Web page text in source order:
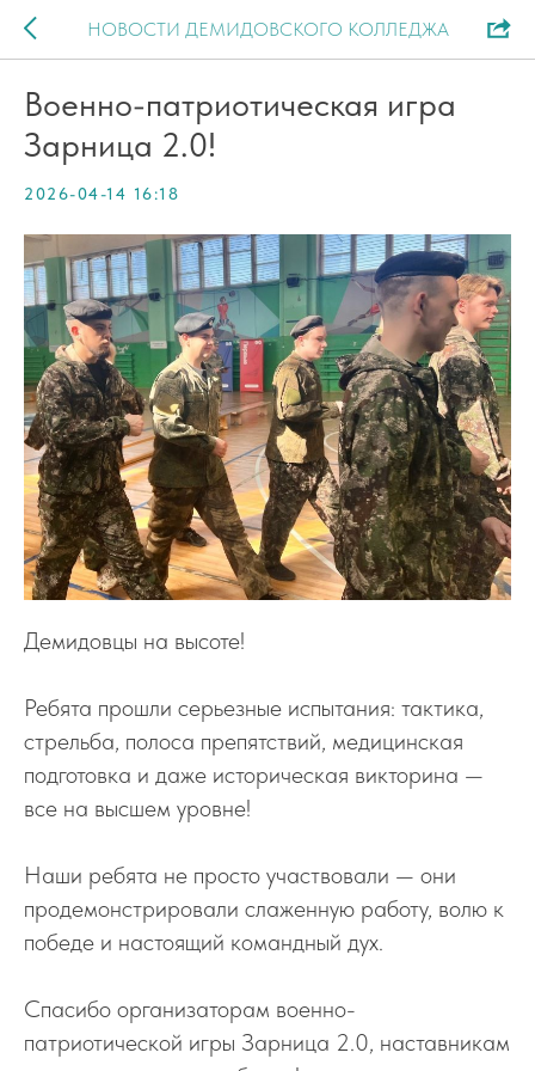
НОВОСТИ ДЕМИДОВСКОГО КОЛЛЕДЖА
Военно-патриотическая игра
Зарница 2.0!
2026-04-14 16:18
Демидовцы на высоте!
Ребята прошли серьезные испытания: тактика,
стрельба, полоса препятствий, медицинская
подготовка и даже историческая викторина —
все на высшем уровне!
Наши ребята не просто участвовали — они
продемонстрировали слаженную работу, волю к
победе и настоящий командный дух.
Спасибо организаторам военно-
патриотической игры Зарница 2.0, наставникам